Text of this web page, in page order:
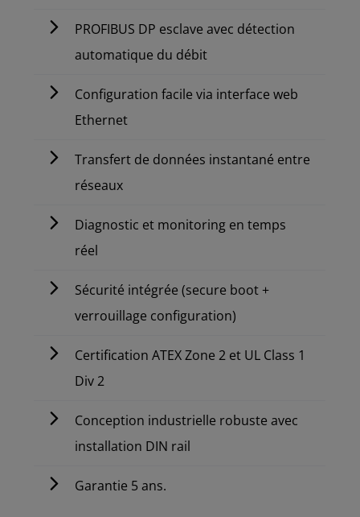
PROFIBUS DP esclave avec détection
automatique du débit
Configuration facile via interface web
Ethernet
Transfert de données instantané entre
réseaux
Diagnostic et monitoring en temps
réel
Sécurité intégrée (secure boot +
verrouillage configuration)
Certification ATEX Zone 2 et UL Class 1
Div 2
Conception industrielle robuste avec
installation DIN rail
Garantie 5 ans.